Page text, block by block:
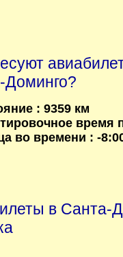
Доминго?
: 9359 км
время
во времени : -
в Санта-